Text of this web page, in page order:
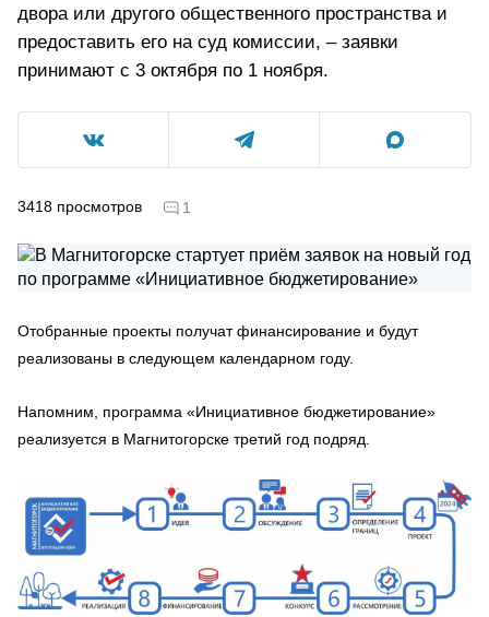
двора или другого общественного пространства и
предоставить его на суд комиссии, – заявки
принимают с 3 октября по 1 ноября.
3418 просмотров 1
Отобранные проекты получат финансирование и будут
реализованы в следующем календарном году.
Напомним, программа «Инициативное бюджетирование»
реализуется в Магнитогорске третий год подряд.